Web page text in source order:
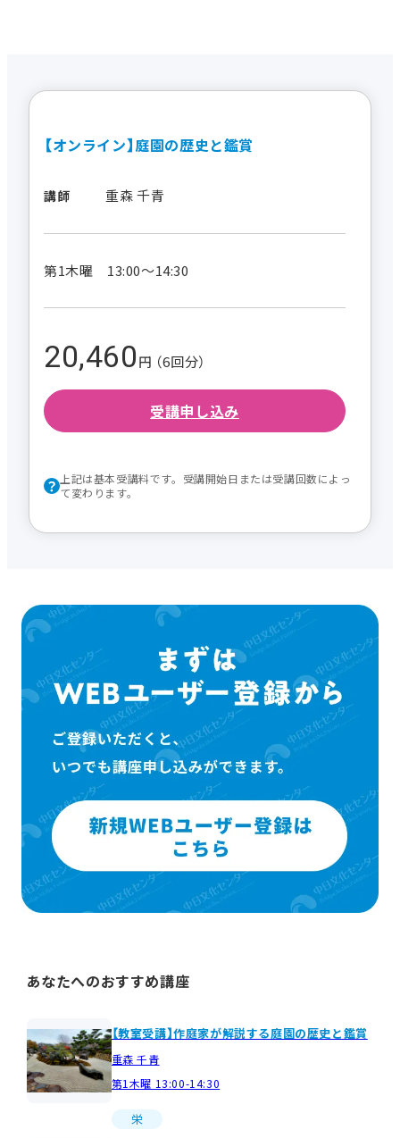
【オンライン】庭園の歴史と鑑賞
講師 重森 千青
第1木曜 13:00～14:30
20,460円 （6回分）
受講申し込み
上記は基本受講料です。受講開始日または受講回数によっ
て変わります。
あなたへのおすすめ講座
【教室受講】作庭家が解説する庭園の歴史と鑑賞
重森 千青
第1木曜 13:00-14:30
栄